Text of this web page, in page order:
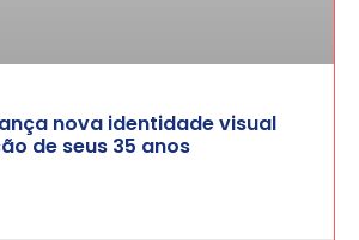
nova identidade visual
de seus 35 anos